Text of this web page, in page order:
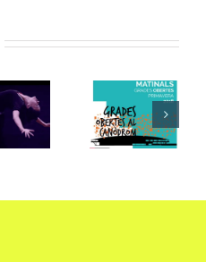
Barcelona:
Evento
Matinals
Grades
2018
de